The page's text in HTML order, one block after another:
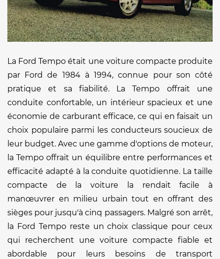
La Ford Tempo était une voiture compacte produite
par Ford de 1984 à 1994, connue pour son côté
pratique et sa fiabilité. La Tempo offrait une
conduite confortable, un intérieur spacieux et une
économie de carburant efficace, ce qui en faisait un
choix populaire parmi les conducteurs soucieux de
leur budget. Avec une gamme d'options de moteur,
la Tempo offrait un équilibre entre performances et
efficacité adapté à la conduite quotidienne. La taille
compacte de la voiture la rendait facile à
manœuvrer en milieu urbain tout en offrant des
sièges pour jusqu'à cinq passagers. Malgré son arrêt,
la Ford Tempo reste un choix classique pour ceux
qui recherchent une voiture compacte fiable et
abordable pour leurs besoins de transport